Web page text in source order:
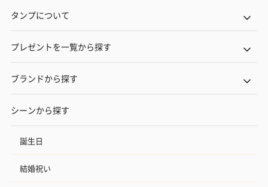
タンプについて
プレゼントを一覧から探す
ブランドから探す
シーンから探す
誕生日
結婚祝い